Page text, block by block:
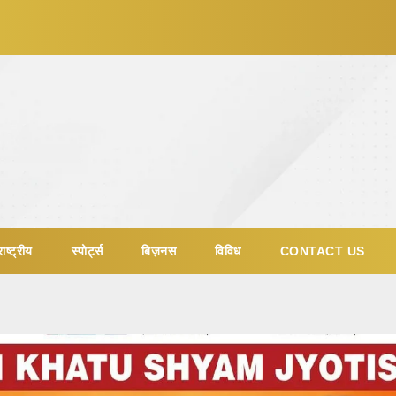
स्पोर्ट्स बिज़नस विविध CONTACT US